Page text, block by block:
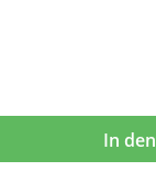
In den